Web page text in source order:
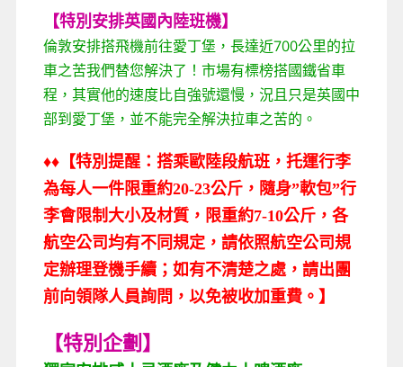
【特別安排英國內陸班機】
倫敦安排搭飛機前往愛丁堡，長達近700公里的拉
車之苦我們替您解決了！市場有標榜搭國鐵省車
程，其實他的速度比自強號還慢，況且只是英國中
部到愛丁堡，並不能完全解決拉車之苦的。
♦♦【特別提醒：搭乘歐陸段航班，托運行李
為每人一件限重約20-23公斤，隨身”軟包”行
李會限制大小及材質，限重約7-10公斤，各
航空公司均有不同規定，請依照航空公司規
定辦理登機手續；如有不清楚之處，請出團
前向領隊人員詢問，以免被收加重費。】
【特別企劃】